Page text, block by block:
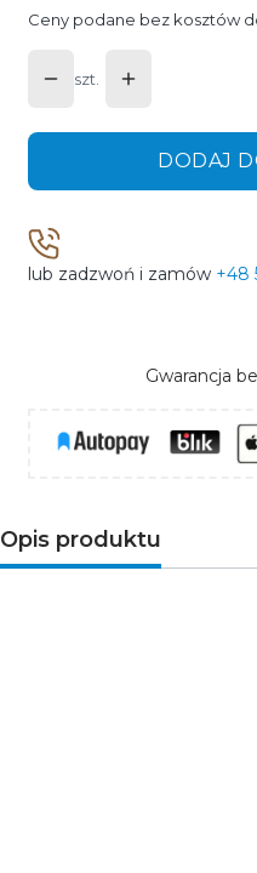
Ceny podane bez kosztów
szt.
DODAJ
lub zadzwoń i zamów +48
Gwarancja
Opis produktu